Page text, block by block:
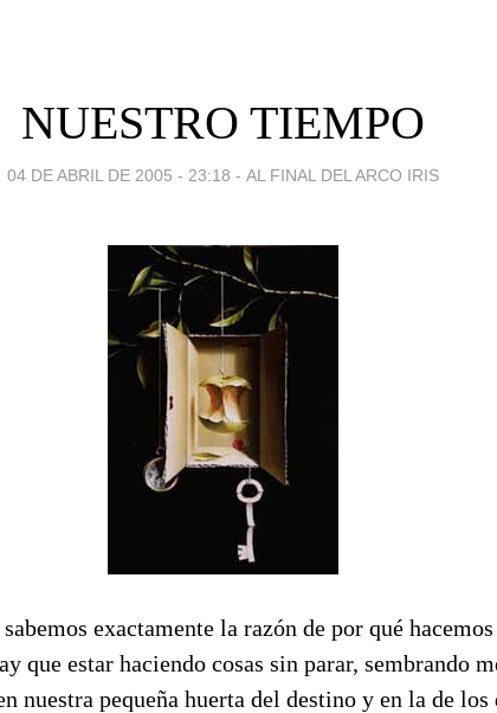
NUESTRO TIEMPO
04 DE ABRIL DE 2005 - 23:18 - AL FINAL DEL ARCO IRIS
exactamente la razón de por qué
que estar haciendo cosas sin parar, sembrando
nuestra pequeña huerta del destino y en la de los